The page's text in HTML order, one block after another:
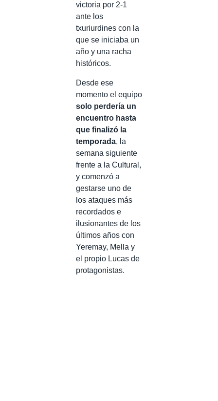
victoria por 2-1
ante los
txuriurdines con la
que se iniciaba un
año y una racha
históricos.
Desde ese
momento el equipo
solo perdería un
encuentro hasta
que finalizó la
temporada, la
semana siguiente
frente a la Cultural,
y comenzó a
gestarse uno de
los ataques más
recordados e
ilusionantes de los
últimos años con
Yeremay, Mella y
el propio Lucas de
protagonistas.